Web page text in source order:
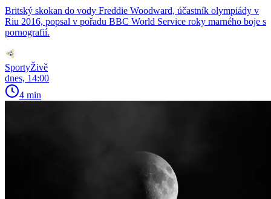
Britský skokan do vody Freddie Woodward, účastník olympiády v
Riu 2016, popsal v pořadu BBC World Service roky marného boje s
pornografií.
SportyŽivě
dnes, 14:00
4 min